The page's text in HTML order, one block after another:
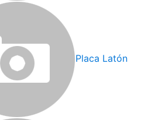
Placa Latón